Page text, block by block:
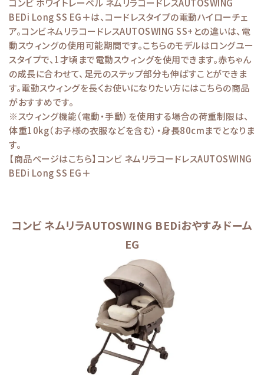
コンビ ホワイトレーベル ネムリラコードレスAUTOSWING
BEDi Long SS EG＋は、コードレスタイプの電動ハイローチェ
ア。コンビネムリラコードレスAUTOSWING SS+との違いは、電
動スウィングの使用可能期間です。こちらのモデルはロングユー
スタイプで、1才頃まで電動スウィングを使用できます。赤ちゃん
の成長に合わせて、足元のステップ部分も伸ばすことができま
す。電動スウィングを長くお使いになりたい方にはこちらの商品
がおすすめです。
※スウィング機能（電動・手動）を使用する場合の荷重制限は、
体重10kg（お子様の衣服などを含む）・身長80cmまでとなりま
す。
【商品ページはこちら】 コンビ ネムリラコードレスAUTOSWING
BEDi Long SS EG＋
コンビ ネムリラAUTOSWING BEDiおやすみドーム
EG